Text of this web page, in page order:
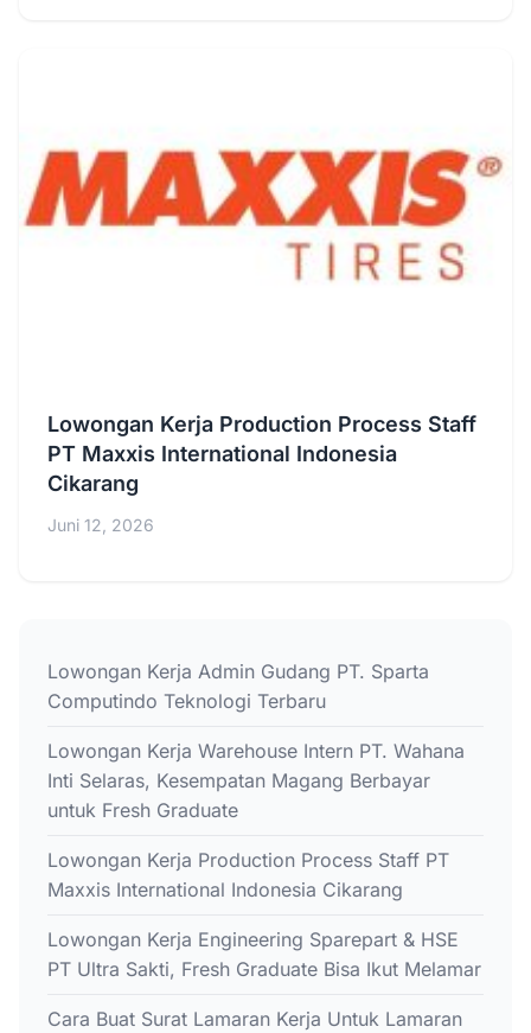
Lowongan Kerja Production Process Staff
PT Maxxis International Indonesia
Cikarang
Juni 12, 2026
Lowongan Kerja Admin Gudang PT. Sparta
Computindo Teknologi Terbaru
Lowongan Kerja Warehouse Intern PT. Wahana
Inti Selaras, Kesempatan Magang Berbayar
untuk Fresh Graduate
Lowongan Kerja Production Process Staff PT
Maxxis International Indonesia Cikarang
Lowongan Kerja Engineering Sparepart & HSE
PT Ultra Sakti, Fresh Graduate Bisa Ikut Melamar
Cara Buat Surat Lamaran Kerja Untuk Lamaran